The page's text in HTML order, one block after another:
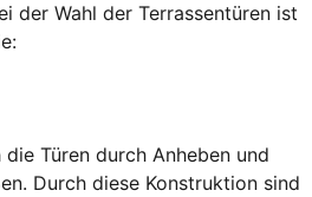
der Wahl der Terrassentüren ist
die Türen durch Anheben und
Durch diese Konstruktion sind